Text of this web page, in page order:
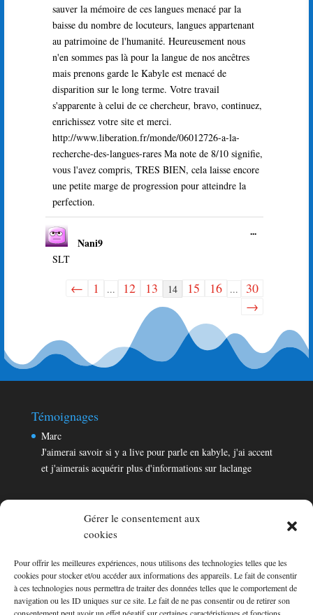
Gérer le consentement aux
cookies
Pour offrir les meilleures expériences, nous utilisons des technologies telles que les
cookies pour stocker et/ou accéder aux informations des appareils. Le fait de consentir
à ces technologies nous permettra de traiter des données telles que le comportement de
navigation ou les ID uniques sur ce site. Le fait de ne pas consentir ou de retirer son
sauver la mémoire de ces langues menacé par la
baisse du nombre de locuteurs, langues appartenant
au patrimoine de l'humanité. Heureusement nous
n'en sommes pas là pour la langue de nos ancêtres
mais prenons garde le Kabyle est menacé de
disparition sur le long terme. Votre travail
s'apparente à celui de ce chercheur, bravo, continuez,
enrichissez votre site et merci.
http://www.liberation.fr/monde/06012726-a-la-
recherche-des-langues-rares Ma note de 8/10 signifie,
vous l'avez compris, TRES BIEN, cela laisse encore
une petite marge de progression pour atteindre la
perfection.
Nani9
SLT
...Ouvrir/
Navigation
du
livre
d’or
← 1 ... 12 13 14 15 16 ...
30
→
Témoignages
Marc
J'aimerai savoir si y a live pour parle en kabyle, j'ai accent
et j'aimerais acquérir plus d'informations sur laclange
Témoignages
Marc
J'aimerai savoir si y a live pour parle en kabyle, j'ai accent